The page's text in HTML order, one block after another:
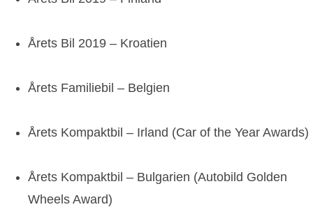
Årets Bil 2019 – Kroatien
Årets Familiebil – Belgien
Årets Kompaktbil – Irland (Car of the Year Awards)
Årets Kompaktbil – Bulgarien (Autobild Golden
Wheels Award)